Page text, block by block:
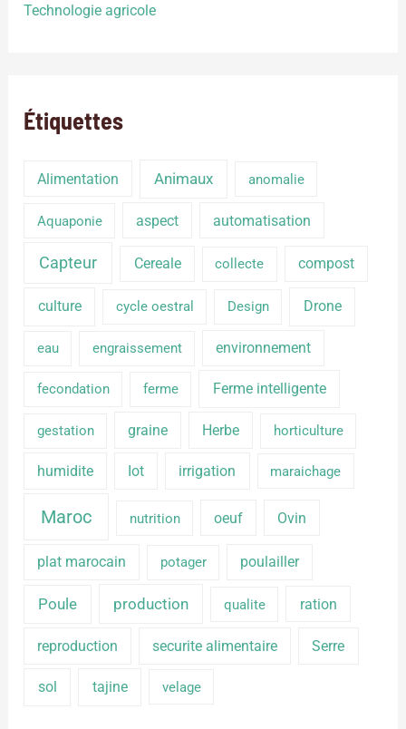
Technologie agricole
Étiquettes
Alimentation Animaux anomalie
Aquaponie aspect automatisation
Capteur Cereale collecte compost
culture cycle oestral Design Drone
eau engraissement environnement
fecondation ferme Ferme intelligente
gestation graine Herbe horticulture
humidite Iot irrigation maraichage
Maroc nutrition oeuf Ovin
plat marocain potager poulailler
Poule production qualite ration
reproduction securite alimentaire Serre
sol tajine velage